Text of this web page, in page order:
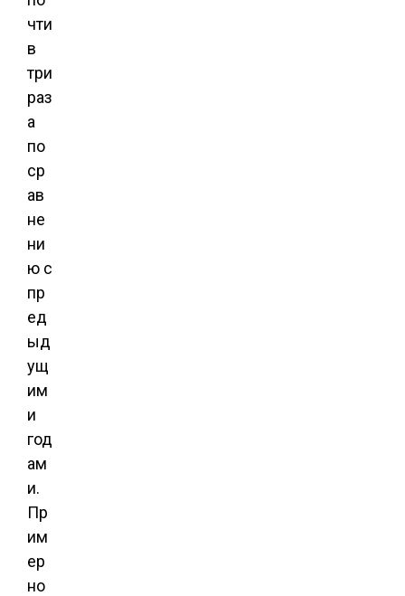
чти
в
три
раз
а
по
ср
ав
не
ни
ю с
пр
ед
ыд
ущ
им
и
год
ам
и.
Пр
им
ер
но